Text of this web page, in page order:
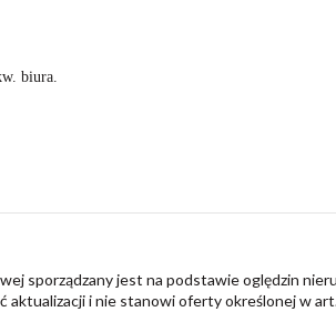
biura.
sporządzany jest na podstawie oględzin
aktualizacji i nie stanowi oferty określonej w